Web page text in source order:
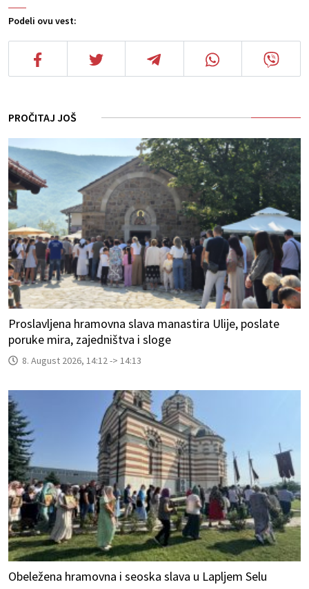
Podeli ovu vest:
PROČITAJ JOŠ
Proslavljena hramovna slava manastira Ulije, poslate
poruke mira, zajedništva i sloge
8. August 2026, 14:12 -> 14:13
Obeležena hramovna i seoska slava u Lapljem Selu